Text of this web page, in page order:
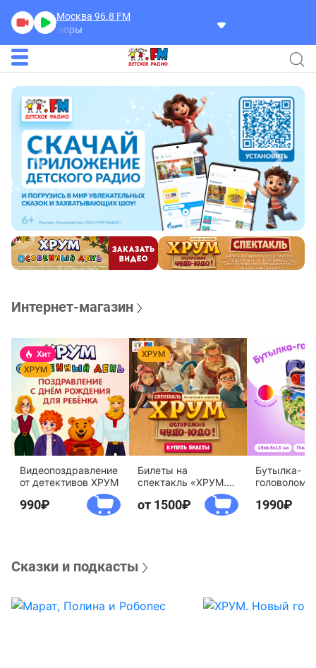
Москва 96.8 FM
Разговоры
Интернет-магазин
Видеопоздравление
от детективов ХРУМ
990
Билеты на
спектакль «ХРУМ.
Осторожно, Чудо-
Юдо!»
от 1500
Бутылка-
агентство
1990
Сказки и подкасты